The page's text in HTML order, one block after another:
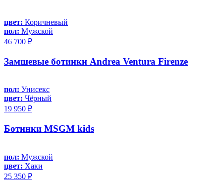
цвет: Коричневый
пол: Мужской
46 700 ₽
Замшевые ботинки Andrea Ventura Firenze
пол: Унисекс
цвет: Чёрный
19 950 ₽
Ботинки MSGM kids
пол: Мужской
цвет: Хаки
25 350 ₽